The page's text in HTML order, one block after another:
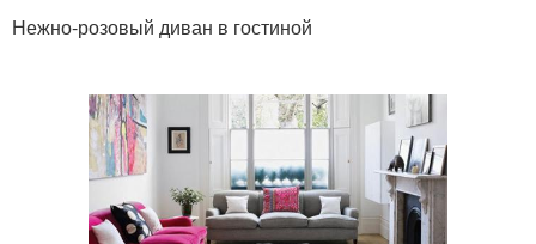
Нежно-розовый диван в гостиной